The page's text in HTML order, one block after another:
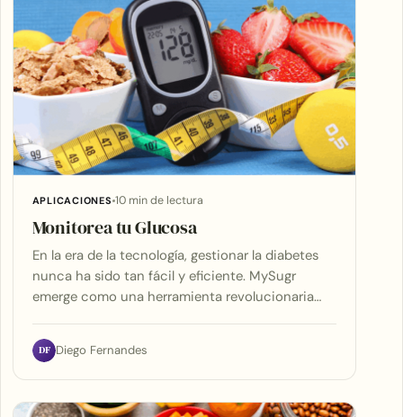
APLICACIONES 10 min de lectura
Monitorea tu Glucosa
En la era de la tecnología, gestionar la diabetes
nunca ha sido tan fácil y eficiente. MySugr
emerge como una herramienta revolucionaria…
DF Diego Fernandes